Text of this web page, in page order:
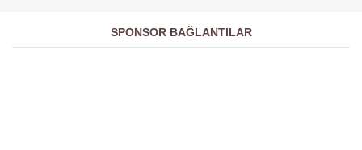
SPONSOR BAĞLANTILAR